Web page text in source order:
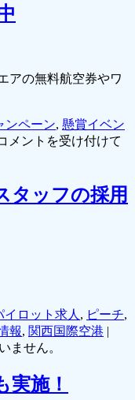
アの無料航空券やワ
ンペーン, 懸賞イベン
メントを受け付けて
タッフの採用
イロット求人 , ピーチ,
報, 関西国際空港 |
ません。
施！